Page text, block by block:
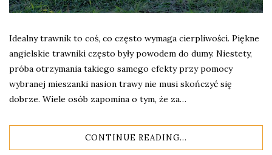
Idealny trawnik to coś, co często wymaga cierpliwości. Piękne
angielskie trawniki często były powodem do dumy. Niestety,
próba otrzymania takiego samego efekty przy pomocy
wybranej mieszanki nasion trawy nie musi skończyć się
dobrze. Wiele osób zapomina o tym, że za…
CONTINUE READING...